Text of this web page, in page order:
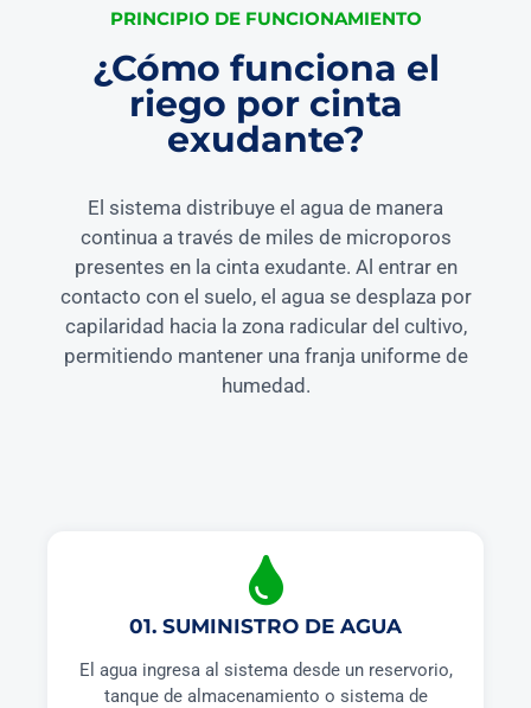
PRINCIPIO DE FUNCIONAMIENTO
¿Cómo funciona el
riego por cinta
exudante?
El sistema distribuye el agua de manera
continua a través de miles de microporos
presentes en la cinta exudante. Al entrar en
contacto con el suelo, el agua se desplaza por
capilaridad hacia la zona radicular del cultivo,
permitiendo mantener una franja uniforme de
humedad.
01. SUMINISTRO DE AGUA
El agua ingresa al sistema desde un reservorio,
tanque de almacenamiento o sistema de